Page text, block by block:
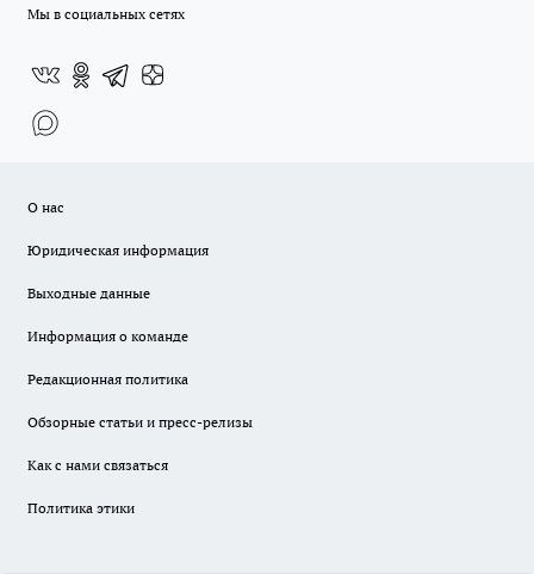
Мы в социальных сетях
О нас
Юридическая информация
Выходные данные
Информация о команде
Редакционная политика
Обзорные статьи и пресс-релизы
Как с нами связаться
Политика этики